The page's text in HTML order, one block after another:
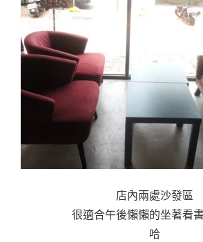
店內兩處沙發區
很適合午後懶懶的坐著看
哈